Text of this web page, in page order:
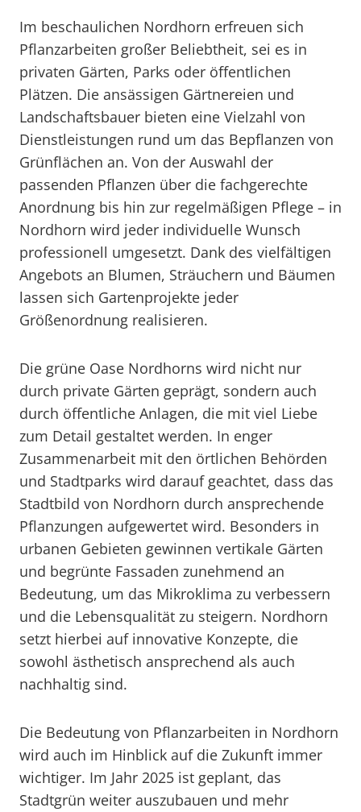
Im beschaulichen Nordhorn erfreuen sich
Pflanzarbeiten großer Beliebtheit, sei es in
privaten Gärten, Parks oder öffentlichen
Plätzen. Die ansässigen Gärtnereien und
Landschaftsbauer bieten eine Vielzahl von
Dienstleistungen rund um das Bepflanzen von
Grünflächen an. Von der Auswahl der
passenden Pflanzen über die fachgerechte
Anordnung bis hin zur regelmäßigen Pflege – in
Nordhorn wird jeder individuelle Wunsch
professionell umgesetzt. Dank des vielfältigen
Angebots an Blumen, Sträuchern und Bäumen
lassen sich Gartenprojekte jeder
Größenordnung realisieren.
Die grüne Oase Nordhorns wird nicht nur
durch private Gärten geprägt, sondern auch
durch öffentliche Anlagen, die mit viel Liebe
zum Detail gestaltet werden. In enger
Zusammenarbeit mit den örtlichen Behörden
und Stadtparks wird darauf geachtet, dass das
Stadtbild von Nordhorn durch ansprechende
Pflanzungen aufgewertet wird. Besonders in
urbanen Gebieten gewinnen vertikale Gärten
und begrünte Fassaden zunehmend an
Bedeutung, um das Mikroklima zu verbessern
und die Lebensqualität zu steigern. Nordhorn
setzt hierbei auf innovative Konzepte, die
sowohl ästhetisch ansprechend als auch
nachhaltig sind.
Die Bedeutung von Pflanzarbeiten in Nordhorn
wird auch im Hinblick auf die Zukunft immer
wichtiger. Im Jahr 2025 ist geplant, das
Stadtgrün weiter auszubauen und mehr